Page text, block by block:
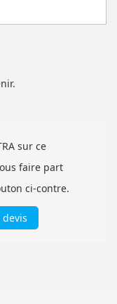
sur ce
faire part
ci-contre.